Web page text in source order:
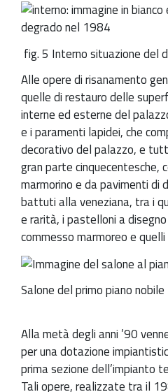
fig. 5 Interno situazione del
Alle opere di risanamento
quelle di restauro delle
interne ed esterne del
e i paramenti lapidei, che
decorativo del palazzo, e
gran parte cinquecentesche,
marmorino e da pavimenti di
battuti alla veneziana, tra i
e rarità, i pastelloni a
commesso marmoreo e
Salone del primo piano nobile
Alla metà degli anni ’90
per una dotazione
prima sezione dell’impianto
Tali opere, realizzate tra il